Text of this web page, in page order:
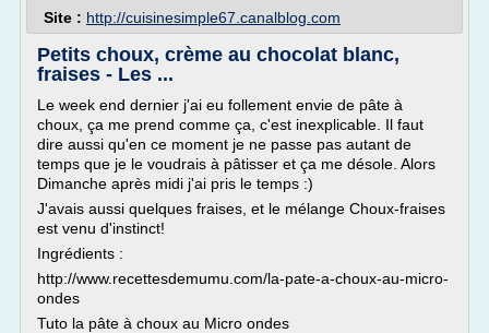
Site : http://cuisinesimple67.canalblog.com
Petits choux, crème au chocolat blanc,
fraises - Les ...
Le week end dernier j'ai eu follement envie de pâte à
choux, ça me prend comme ça, c'est inexplicable. Il faut
dire aussi qu'en ce moment je ne passe pas autant de
temps que je le voudrais à pâtisser et ça me désole. Alors
Dimanche après midi j'ai pris le temps :)
J'avais aussi quelques fraises, et le mélange Choux-fraises
est venu d'instinct!
Ingrédients :
http://www.recettesdemumu.com/la-pate-a-choux-au-micro-
ondes
Tuto la pâte à choux au Micro ondes